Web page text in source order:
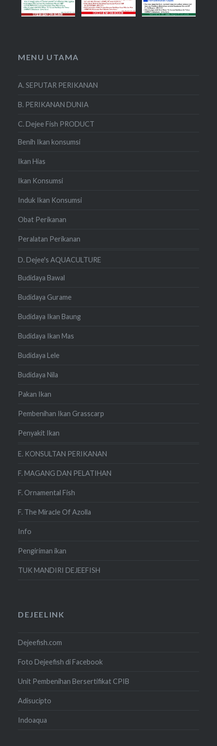
MENU UTAMA
A. SEPUTAR PERIKANAN
B. PERIKANAN DUNIA
C. Dejee Fish PRODUCT
Benih Ikan konsumsi
Ikan Hias
Ikan Konsumsi
Induk Ikan Konsumsi
Obat Perikanan
Peralatan Perikanan
D. Dejee's AQUACULTURE
Budidaya Bawal
Budidaya Gurame
Budidaya Ikan Baung
Budidaya Ikan Mas
Budidaya Lele
Budidaya Nila
Pakan Ikan
Pembenihan Ikan Grasscarp
Penyakit Ikan
E. KONSULTAN PERIKANAN
F. MAGANG DAN PELATIHAN
F. Ornamental Fish
F. The Miracle Of Azolla
Info
Pengiriman ikan
TUK MANDIRI DEJEEFISH
DEJEELINK
Dejeefish.com
Foto Dejeefish di Facebook
Unit Pembenihan Bersertifikat CPIB
Adisucipto
Indoaqua